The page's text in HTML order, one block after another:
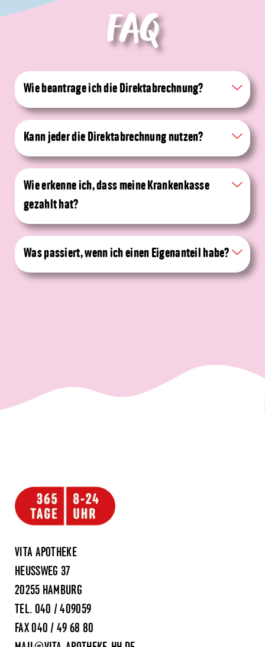
FAQ
Wie beantrage ich die Direktabrechnung?
Kann jeder die Direktabrechnung nutzen?
Wie erkenne ich, dass meine Krankenkasse
gezahlt hat?
Was passiert, wenn ich einen Eigenanteil habe?
VITA APOTHEKE
HEUSSWEG 37
20255 HAMBURG
TEL. 040 / 409059
FAX 040 / 49 68 80